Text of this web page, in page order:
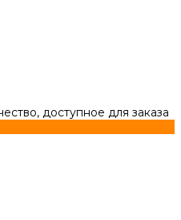
доступное для заказа